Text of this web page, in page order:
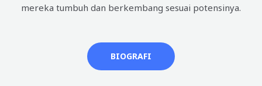
mereka tumbuh dan berkembang sesuai potensinya.
BIOGRAFI